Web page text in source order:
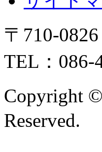
〒710-
TEL：
Copyright
Reserved.